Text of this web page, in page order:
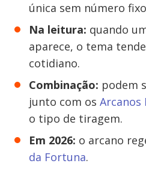
única sem número
Na leitura: quando
aparece, o tema
cotidiano.
Combinação: podem
junto com os Arcanos
o tipo de tiragem.
Em 2026: o arcano
da Fortuna.